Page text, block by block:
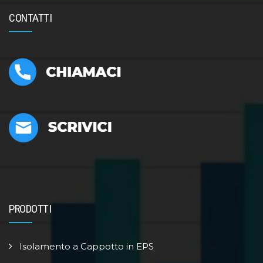
CONTATTI
PRODOTTI
Isolamento a Cappotto in EPS